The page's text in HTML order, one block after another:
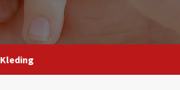
Kleding